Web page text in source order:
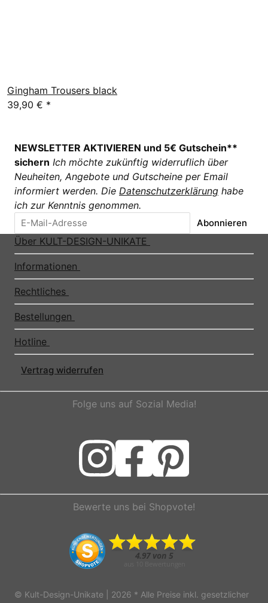
Gingham Trousers black
39,90 € *
NEWSLETTER AKTIVIEREN und 5€ Gutschein**
sichern Ich möchte zukünftig widerruflich über
Neuheiten, Angebote und Gutscheine per Email
informiert werden. Die Datenschutzerklärung habe
ich zur Kenntnis genommen.
Abonnieren
Über KULT-DESIGN-UNIKATE
Informationen
Rechtliches
Bestellungen
Hotline
Vertrag widerrufen
Folge uns auf Sozial Media!
Bewerte uns bei Shopvote!
© Kult-Design-Unikate | 2026 * Alle Preise inkl. gesetzlicher